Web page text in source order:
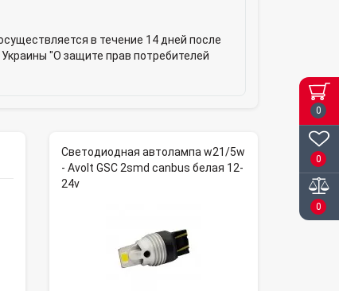
0
0
0
в течение 14 дней после
Украины "О защите прав потребителей
Светодиодная автолампа w21/5w
- Avolt GSC 2smd canbus белая 12-
24v